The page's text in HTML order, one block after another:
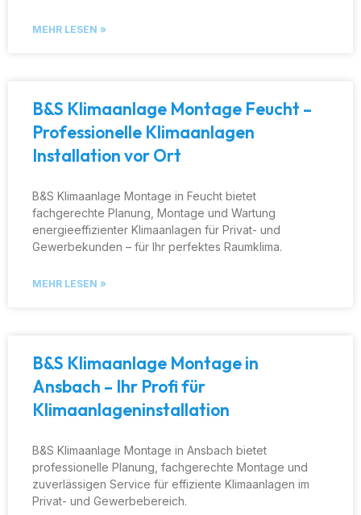
MEHR LESEN »
B&S Klimaanlage Montage Feucht –
Professionelle Klimaanlagen
Installation vor Ort
B&S Klimaanlage Montage in Feucht bietet
fachgerechte Planung, Montage und Wartung
energieeffizienter Klimaanlagen für Privat- und
Gewerbekunden – für Ihr perfektes Raumklima.
MEHR LESEN »
B&S Klimaanlage Montage in
Ansbach – Ihr Profi für
Klimaanlageninstallation
B&S Klimaanlage Montage in Ansbach bietet
professionelle Planung, fachgerechte Montage und
zuverlässigen Service für effiziente Klimaanlagen im
Privat- und Gewerbebereich.